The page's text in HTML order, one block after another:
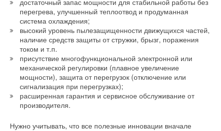
достаточный запас мощности для стабильной работы без
перегрева, улучшенный теплоотвод и продуманная
система охлаждения;
высокий уровень пылезащищенности движущихся частей,
наличие средств защиты от стружки, брызг, поражения
током и т.п.
присутствие многофункциональной электронной или
механической регулировки (плавное увеличение
мощности), защита от перегрузок (отключение или
сигнализация при перегрузках);
расширенная гарантия и сервисное обслуживание от
производителя.
Нужно учитывать, что все полезные инновации вначале
Добавить комментарий
Ваше имя *
Ваш E-mail *
Текст комментария